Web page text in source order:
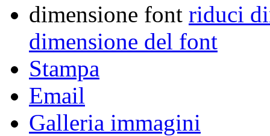
dimensione font riduci
dimensione del font
Stampa
Email
Galleria immagini